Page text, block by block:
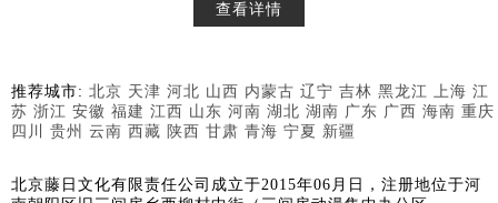
查看详情
推荐城市: 北京 天津 河北 山西 内蒙古 辽宁 吉林 黑龙江 上海 江
苏 浙江 安徽 福建 江西 山东 河南 湖北 湖南 广东 广西 海南 重庆
四川
贵州 云南 西藏 陕西 甘肃 青海 宁夏 新疆
北京藤日文化有限责任公司成立于2015年06月日，注册地位于河